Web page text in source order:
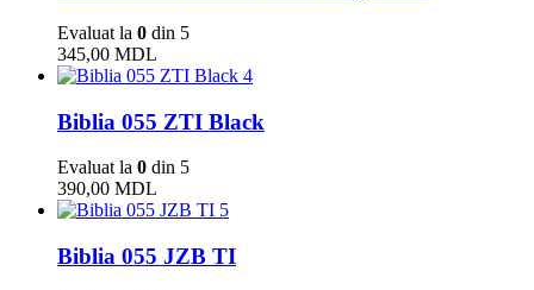
Evaluat la 0 din 5
345,00 MDL
4
Biblia 055 ZTI Black
Evaluat la 0 din 5
390,00 MDL
5
Biblia 055 JZB TI